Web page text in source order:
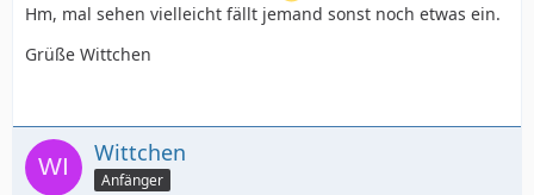
Hm, mal sehen vielleicht fällt jemand sonst noch etwas ein.
Grüße Wittchen
Wittchen
Anfänger